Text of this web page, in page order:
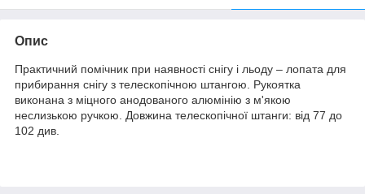
Опис
Практичний помічник при наявності снігу і льоду – лопата для
прибирання снігу з телескопічною штангою. Рукоятка
виконана з міцного анодованого алюмінію з м'якою
неслизькою ручкою. Довжина телескопічної штанги: від 77 до
102 див.